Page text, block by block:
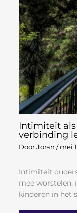
Intimiteit
verbinding
Door Joran / mei
Intimiteit
mee worstelen,
kinderen in het